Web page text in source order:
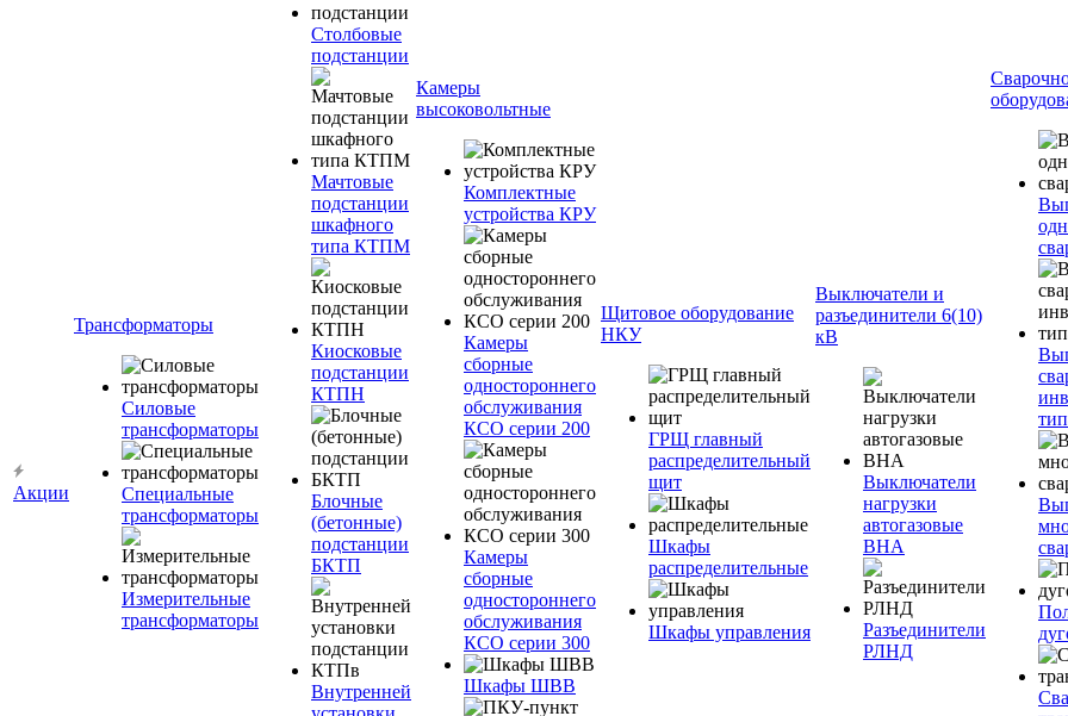
Акции
Трансформаторы
Силовые
трансформаторы
Специальные
трансформаторы
Измерительные
трансформаторы
Столбовые
подстанции
Мачтовые
подстанции
шкафного
типа КТПМ
Киосковые
подстанции
КТПН
Блочные
(бетонные)
подстанции
БКТП
Внутренней
Камеры
высоковольтные
Комплектные
устройства КРУ
Камеры
сборные
одностороннего
обслуживания
КСО серии 200
Камеры
сборные
одностороннего
обслуживания
КСО серии 300
Шкафы ШВВ
Щитовое оборудование
НКУ
ГРЩ главный
распределительный
щит
Шкафы
распределительные
Шкафы управления
Выключатели и
разъединители 6(10)
кВ
Выключатели
нагрузки
автогазовые
ВНА
Разъединители
РЛНД